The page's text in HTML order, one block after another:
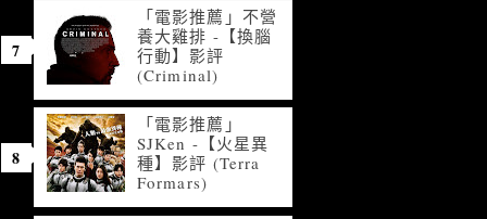
「電影推薦」不營
養大雞排 -【換腦
行動】影評
(Criminal)
「電影推薦」
SJKen -【火星異
種】影評 (Terra
Formars)